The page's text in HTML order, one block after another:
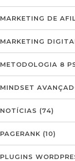
MARKETING DE
MARKETING
METODOLOGIA 8
MINDSET
NOTÍCIAS (74)
PAGERANK (10)
PLUGINS